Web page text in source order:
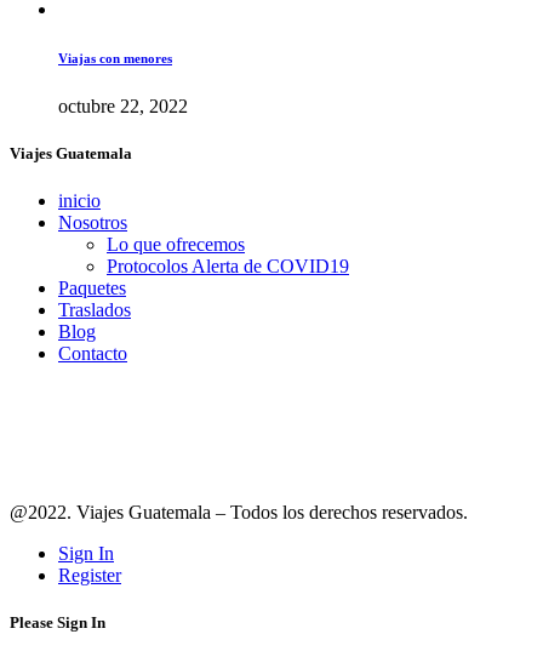
Viajas con menores
octubre 22, 2022
Viajes Guatemala
inicio
Nosotros
Lo que ofrecemos
Protocolos Alerta de COVID19
Paquetes
Traslados
Blog
Contacto
@2022. Viajes Guatemala – Todos los derechos reservados.
Sign In
Register
Please Sign In